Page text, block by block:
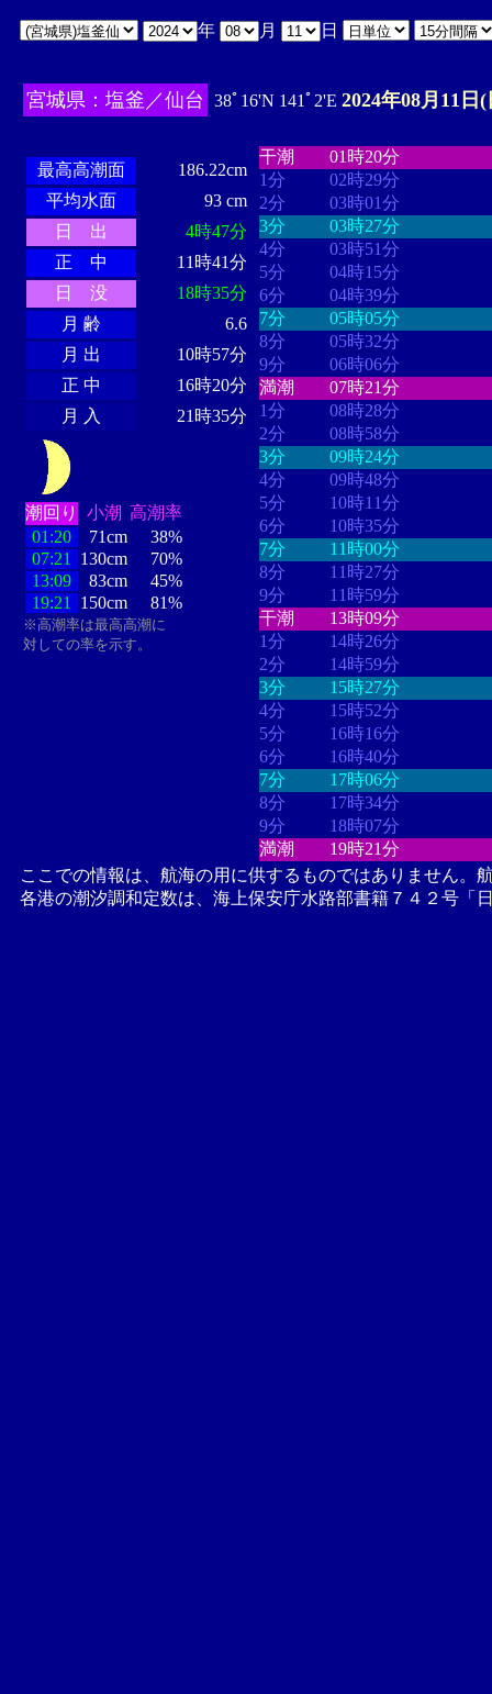
年 月 日
宮城県：塩釜／仙台 38ﾟ16'N 141ﾟ2'E 2024年08月11日(
最高高潮面
186.22cm
平均水面
93 cm
日 出
4時47分
正 中
11時41分
日 没
18時35分
月 齢
6.6
月 出
10時57分
正 中
16時20分
月 入
21時35分
潮回り 小潮 高潮率
01:20
71cm
38%
07:21
130cm
70%
13:09
83cm
45%
19:21
150cm 81%
※高潮率は最高高潮に
対しての率を示す。
干潮
01時20分
1分
02時29分
2分
03時01分
3分
03時27分
4分
03時51分
5分
04時15分
6分
04時39分
7分
05時05分
8分
05時32分
9分
06時06分
満潮
07時21分
1分
08時28分
2分
08時58分
3分
09時24分
4分
09時48分
5分
10時11分
6分
10時35分
7分
11時00分
8分
11時27分
9分
11時59分
干潮
13時09分
1分
14時26分
2分
14時59分
3分
15時27分
4分
15時52分
5分
16時16分
6分
16時40分
7分
17時06分
8分
17時34分
9分
18時07分
満潮
19時21分
ここでの情報は、航海の用に供するものではありません。
各港の潮汐調和定数は、海上保安庁水路部書籍７４２号「